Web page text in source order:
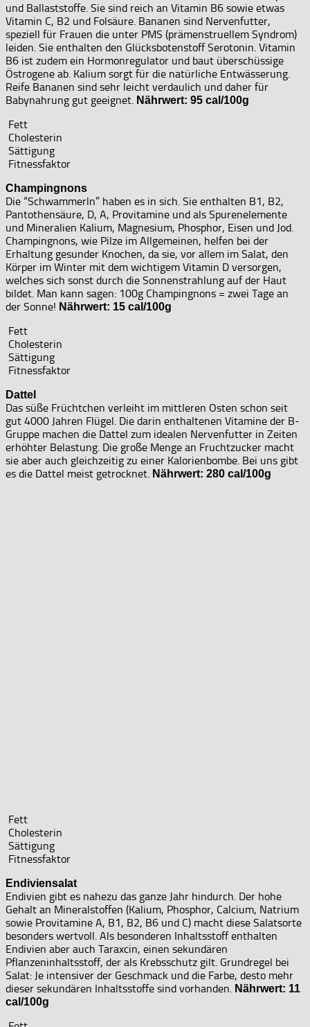
und Ballaststoffe. Sie sind reich an Vitamin B6 sowie etwas
Vitamin C, B2 und Folsäure. Bananen sind Nervenfutter,
speziell für Frauen die unter PMS (prämenstruellem Syndrom)
leiden. Sie enthalten den Glücksbotenstoff Serotonin. Vitamin
B6 ist zudem ein Hormonregulator und baut überschüssige
Östrogene ab. Kalium sorgt für die natürliche Entwässerung.
Reife Bananen sind sehr leicht verdaulich und daher für
Babynahrung gut geeignet. Nährwert: 95 cal/100g
Fett
Cholesterin
Sättigung
Fitnessfaktor
Champingnons
Die “Schwammerln” haben es in sich. Sie enthalten B1, B2,
Pantothensäure, D, A, Provitamine und als Spurenelemente
und Mineralien Kalium, Magnesium, Phosphor, Eisen und Jod.
Champingnons, wie Pilze im Allgemeinen, helfen bei der
Erhaltung gesunder Knochen, da sie, vor allem im Salat, den
Körper im Winter mit dem wichtigem Vitamin D versorgen,
welches sich sonst durch die Sonnenstrahlung auf der Haut
bildet. Man kann sagen: 100g Champingnons = zwei Tage an
der Sonne! Nährwert: 15 cal/100g
Fett
Cholesterin
Sättigung
Fitnessfaktor
Dattel
Das süße Früchtchen verleiht im mittleren Osten schon seit
gut 4000 Jahren Flügel. Die darin enthaltenen Vitamine der B-
Gruppe machen die Dattel zum idealen Nervenfutter in Zeiten
erhöhter Belastung. Die große Menge an Fruchtzucker macht
sie aber auch gleichzeitig zu einer Kalorienbombe. Bei uns gibt
es die Dattel meist getrocknet. Nährwert: 280 cal/100g
Fett
Cholesterin
Sättigung
Fitnessfaktor
Endiviensalat
Endivien gibt es nahezu das ganze Jahr hindurch. Der hohe
Gehalt an Mineralstoffen (Kalium, Phosphor, Calcium, Natrium
sowie Provitamine A, B1, B2, B6 und C) macht diese Salatsorte
besonders wertvoll. Als besonderen Inhaltsstoff enthalten
Endivien aber auch Taraxcin, einen sekundären
Pflanzeninhaltsstoff, der als Krebsschutz gilt. Grundregel bei
Salat: Je intensiver der Geschmack und die Farbe, desto mehr
dieser sekundären Inhaltsstoffe sind vorhanden. Nährwert: 11
cal/100g